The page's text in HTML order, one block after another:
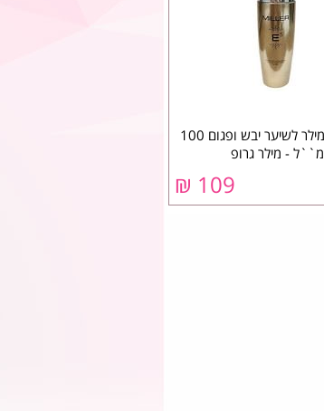
סרום E5 מילר לשיער יבש ופגום 100
מ``ל - מילר גרופ
109 ₪